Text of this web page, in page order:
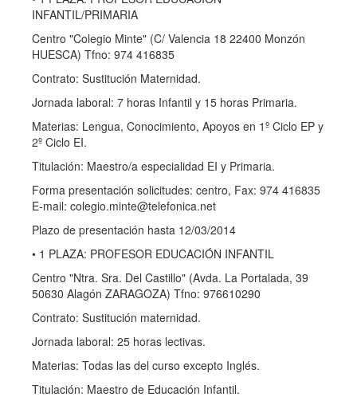
INFANTIL/PRIMARIA
Centro "Colegio Minte" (C/ Valencia 18 22400 Monzón
HUESCA) Tfno: 974 416835
Contrato: Sustitución Maternidad.
Jornada laboral: 7 horas Infantil y 15 horas Primaria.
Materias: Lengua, Conocimiento, Apoyos en 1º Ciclo EP y
2º Ciclo EI.
Titulación: Maestro/a especialidad EI y Primaria.
Forma presentación solicitudes: centro, Fax: 974 416835
E-mail: colegio.minte@telefonica.net
Plazo de presentación hasta 12/03/2014
• 1 PLAZA: PROFESOR EDUCACIÓN INFANTIL
Centro "Ntra. Sra. Del Castillo" (Avda. La Portalada, 39
50630 Alagón ZARAGOZA) Tfno: 976610290
Contrato: Sustitución maternidad.
Jornada laboral: 25 horas lectivas.
Materias: Todas las del curso excepto Inglés.
Titulación: Maestro de Educación Infantil.